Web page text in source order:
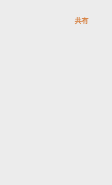
共有